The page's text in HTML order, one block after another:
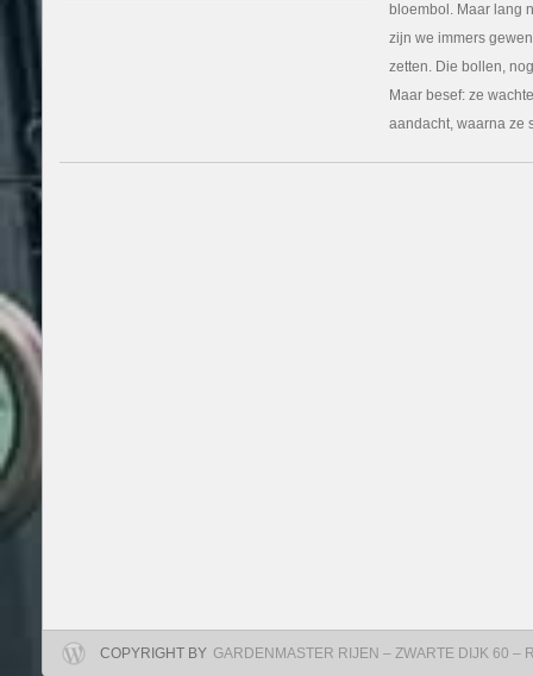
klein
bloembol. Maar lang
zijn we immers
zetten. Die bollen,
Maar besef: ze
aandacht, waarna ze
COPYRIGHT BY GARDENMASTER RIJEN – ZWARTE DIJK 60 –